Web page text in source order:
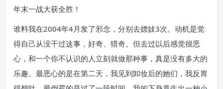
年末一战大获全胜！
谁料我在2004年4月发了邪念，分别去嫖妓3次。动机是觉
得自己从没干过这事，好奇、猎奇。但去过以后感觉很恶
心，和一个你不认识的人立刻就做那种事，真是没有多大的
乐趣。最恶心的是在第二天，我见到卸妆后的她们，我反胃